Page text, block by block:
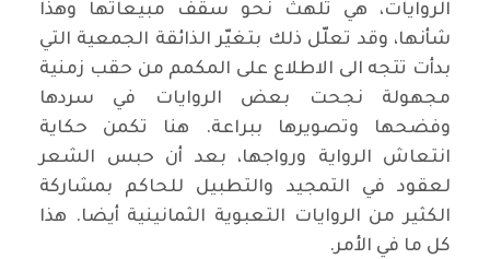
الروايات، هي تلهث نحو سقف مبيعاتها وهذا
شأنها، وقد تعلّل ذلك بتغيّر الذائقة الجمعية التي
بدأت تتجه الى الاطلاع على المكمم من حقب زمنية
مجهولة نجحت بعض الروايات في سردها
وفضحها وتصويرها ببراعة. هنا تكمن حكاية
انتعاش الرواية ورواجها، بعد أن حبس الشعر
لعقود في التمجيد والتطبيل للحاكم بمشاركة
الكثير من الروايات التعبوية الثمانينية أيضا. هذا
كل ما في الأمر.